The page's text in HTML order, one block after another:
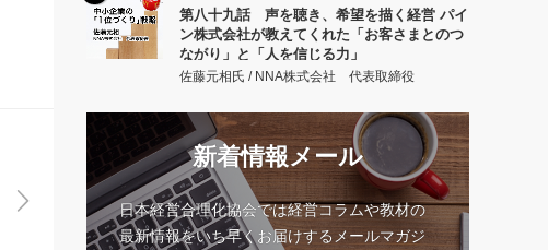
第八十九話 声を聴き、希望を描く経営 パイ
ン株式会社が教えてくれた「お客さまとのつ
ながり」と「人を信じる力」
佐藤元相氏 / NNA株式会社 代表取締役
新着情報メール
日本経営合理化協会では経営コラムや教材の
最新情報をいち早くお届けするメールマガジ